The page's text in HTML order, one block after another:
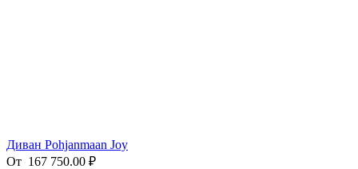
Диван Pohjanmaan Joy
От 167 750.00 ₽